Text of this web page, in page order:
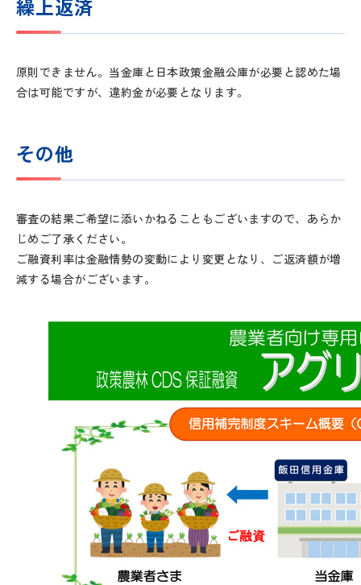
繰上返済
原則できません。当金庫と日本政策金融公庫が必要と認めた場
合は可能ですが、違約金が必要となります。
その他
審査の結果ご希望に添いかねることもございますので、あらか
じめご了承ください。
ご融資利率は金融情勢の変動により変更となり、ご返済額が増
減する場合がございます。